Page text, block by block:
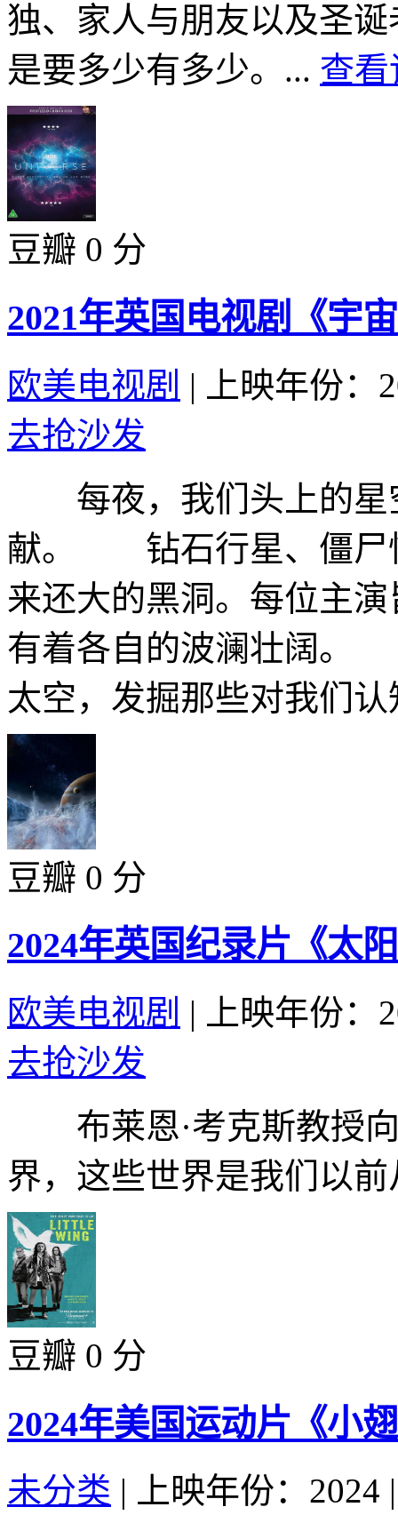
独、家人与朋友以及圣
是要多少有多少。... 查看
豆瓣 0 分
2021年英国电视剧《宇
欧美电视剧 |
上映年份：
去抢沙发
每夜，我们头上的星
献。 钻石行星、僵尸
来还大的黑洞。每位主
有着各自的波澜壮阔。
太空，发掘那些对我们
豆瓣 0 分
2024年英国纪录片《太
欧美电视剧 |
上映年份：
去抢沙发
布莱恩·考克斯教授向
界，这些世界是我们以
豆瓣 0 分
2024年美国运动片《小
未分类 | 上映年份：2024 |